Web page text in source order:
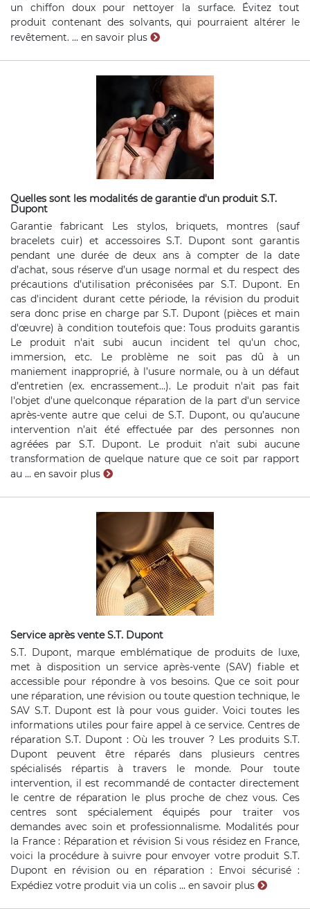
un chiffon doux pour nettoyer la surface. Évitez tout
produit contenant des solvants, qui pourraient altérer le
revêtement. ... en savoir plus
Quelles sont les modalités de garantie d'un produit S.T.
Dupont
Garantie fabricant Les stylos, briquets, montres (sauf
bracelets cuir) et accessoires S.T. Dupont sont garantis
pendant une durée de deux ans à compter de la date
d’achat, sous réserve d’un usage normal et du respect des
précautions d’utilisation préconisées par S.T. Dupont. En
cas d'incident durant cette période, la révision du produit
sera donc prise en charge par S.T. Dupont (pièces et main
d'œuvre) à condition toutefois que : Tous produits garantis
Le produit n'ait subi aucun incident tel qu'un choc,
immersion, etc. Le problème ne soit pas dû à un
maniement inapproprié, à l’usure normale, ou à un défaut
d’entretien (ex. encrassement…). Le produit n'ait pas fait
l'objet d'une quelconque réparation de la part d'un service
après-vente autre que celui de S.T. Dupont, ou qu’aucune
intervention n’ait été effectuée par des personnes non
agréées par S.T. Dupont. Le produit n'ait subi aucune
transformation de quelque nature que ce soit par rapport
au ... en savoir plus
Service après vente S.T. Dupont
S.T. Dupont, marque emblématique de produits de luxe,
met à disposition un service après-vente (SAV) fiable et
accessible pour répondre à vos besoins. Que ce soit pour
une réparation, une révision ou toute question technique, le
SAV S.T. Dupont est là pour vous guider. Voici toutes les
informations utiles pour faire appel à ce service. Centres de
réparation S.T. Dupont : Où les trouver ? Les produits S.T.
Dupont peuvent être réparés dans plusieurs centres
spécialisés répartis à travers le monde. Pour toute
intervention, il est recommandé de contacter directement
le centre de réparation le plus proche de chez vous. Ces
centres sont spécialement équipés pour traiter vos
demandes avec soin et professionnalisme. Modalités pour
la France : Réparation et révision Si vous résidez en France,
voici la procédure à suivre pour envoyer votre produit S.T.
Dupont en révision ou en réparation : Envoi sécurisé :
Expédiez votre produit via un colis ... en savoir plus